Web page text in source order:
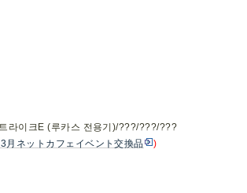
라이크E (루카스 전용기)/???/???/???
月ネットカフェイベント交換品
)